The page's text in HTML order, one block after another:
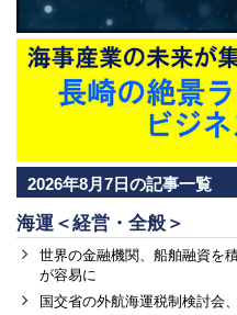
2026年8月7日の記事一覧
海運＜経営・全般＞
世界の金融機関、船舶融資を
が容易に
国交省の外航海運税制検討会